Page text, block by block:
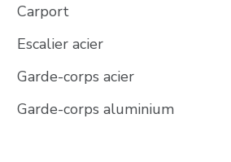
Carport
Escalier acier
Garde-corps acier
Garde-corps aluminium